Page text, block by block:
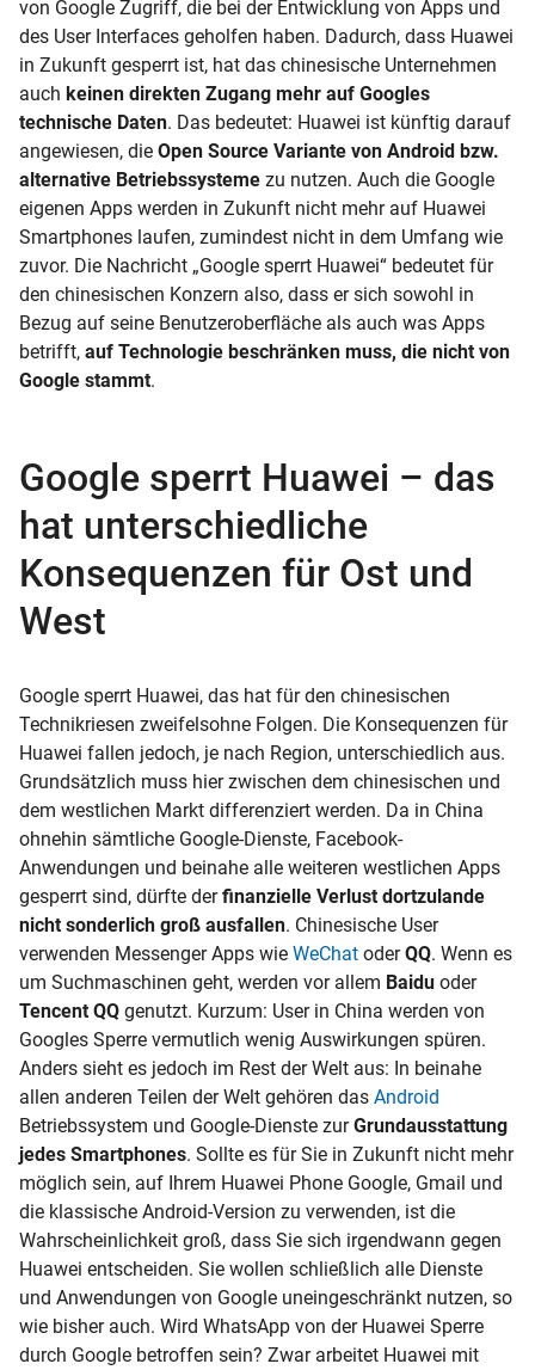
von Google Zugriff, die bei der Entwicklung von Apps und
des User Interfaces geholfen haben. Dadurch, dass Huawei
in Zukunft gesperrt ist, hat das chinesische Unternehmen
auch keinen direkten Zugang mehr auf Googles
technische Daten. Das bedeutet: Huawei ist künftig darauf
angewiesen, die Open Source Variante von Android bzw.
alternative Betriebssysteme zu nutzen. Auch die Google
eigenen Apps werden in Zukunft nicht mehr auf Huawei
Smartphones laufen, zumindest nicht in dem Umfang wie
zuvor. Die Nachricht „Google sperrt Huawei“ bedeutet für
den chinesischen Konzern also, dass er sich sowohl in
Bezug auf seine Benutzeroberfläche als auch was Apps
betrifft, auf Technologie beschränken muss, die nicht von
Google stammt.
Google sperrt Huawei – das
hat unterschiedliche
Konsequenzen für Ost und
West
Google sperrt Huawei, das hat für den chinesischen
Technikriesen zweifelsohne Folgen. Die Konsequenzen für
Huawei fallen jedoch, je nach Region, unterschiedlich aus.
Grundsätzlich muss hier zwischen dem chinesischen und
dem westlichen Markt differenziert werden. Da in China
ohnehin sämtliche Google-Dienste, Facebook-
Anwendungen und beinahe alle weiteren westlichen Apps
gesperrt sind, dürfte der finanzielle Verlust dortzulande
nicht sonderlich groß ausfallen. Chinesische User
verwenden Messenger Apps wie WeChat oder QQ. Wenn es
um Suchmaschinen geht, werden vor allem Baidu oder
Tencent QQ genutzt. Kurzum: User in China werden von
Googles Sperre vermutlich wenig Auswirkungen spüren.
Anders sieht es jedoch im Rest der Welt aus: In beinahe
allen anderen Teilen der Welt gehören das Android
Betriebssystem und Google-Dienste zur Grundausstattung
jedes Smartphones. Sollte es für Sie in Zukunft nicht mehr
möglich sein, auf Ihrem Huawei Phone Google, Gmail und
die klassische Android-Version zu verwenden, ist die
Wahrscheinlichkeit groß, dass Sie sich irgendwann gegen
Huawei entscheiden. Sie wollen schließlich alle Dienste
und Anwendungen von Google uneingeschränkt nutzen, so
wie bisher auch. Wird WhatsApp von der Huawei Sperre
durch Google betroffen sein? Zwar arbeitet Huawei mit